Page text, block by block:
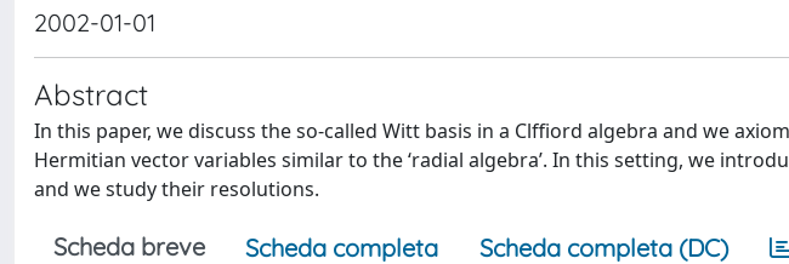
2002-01-01
Abstract
In this paper, we discuss the so-called Witt basis in a Clffiord algebra and we
Hermitian vector variables similar to the ‘radial algebra’. In this setting, we
and we study their resolutions.
Scheda breve Scheda completa Scheda completa (DC)